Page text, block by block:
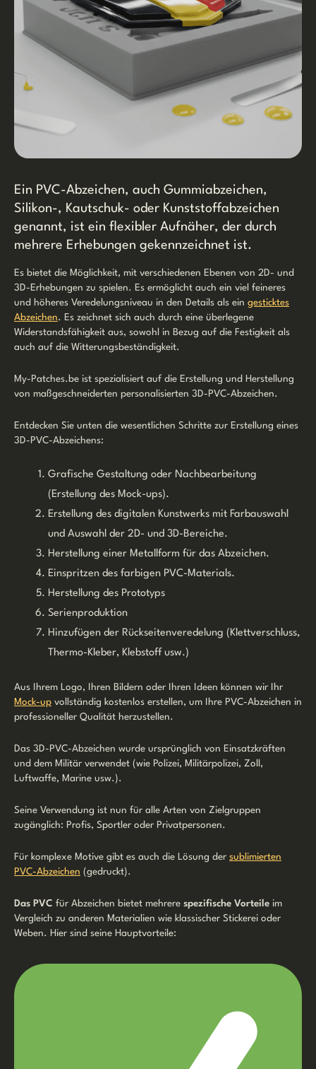
Ein PVC-Abzeichen, auch Gummiabzeichen,
Silikon-, Kautschuk- oder Kunststoffabzeichen
genannt, ist ein flexibler Aufnäher, der durch
mehrere Erhebungen gekennzeichnet ist.
Es bietet die Möglichkeit, mit verschiedenen Ebenen von 2D- und
3D-Erhebungen zu spielen. Es ermöglicht auch ein viel feineres
und höheres Veredelungsniveau in den Details als ein gesticktes
Abzeichen. Es zeichnet sich auch durch eine überlegene
Widerstandsfähigkeit aus, sowohl in Bezug auf die Festigkeit als
auch auf die Witterungsbeständigkeit.
My-Patches.be ist spezialisiert auf die Erstellung und Herstellung
von maßgeschneiderten personalisierten 3D-PVC-Abzeichen.
Entdecken Sie unten die wesentlichen Schritte zur Erstellung eines
3D-PVC-Abzeichens:
Grafische Gestaltung oder Nachbearbeitung
(Erstellung des Mock-ups).
Erstellung des digitalen Kunstwerks mit Farbauswahl
und Auswahl der 2D- und 3D-Bereiche.
Herstellung einer Metallform für das Abzeichen.
Einspritzen des farbigen PVC-Materials.
Herstellung des Prototyps
Serienproduktion
Hinzufügen der Rückseitenveredelung (Klettverschluss,
Thermo-Kleber, Klebstoff usw.)
Aus Ihrem Logo, Ihren Bildern oder Ihren Ideen können wir Ihr
Mock-up vollständig kostenlos erstellen, um Ihre PVC-Abzeichen in
professioneller Qualität herzustellen.
Das 3D-PVC-Abzeichen wurde ursprünglich von Einsatzkräften
und dem Militär verwendet (wie Polizei, Militärpolizei, Zoll,
Luftwaffe, Marine usw.).
Seine Verwendung ist nun für alle Arten von Zielgruppen
zugänglich: Profis, Sportler oder Privatpersonen.
Für komplexe Motive gibt es auch die Lösung der sublimierten
PVC-Abzeichen (gedruckt).
Das PVC für Abzeichen bietet mehrere spezifische Vorteile im
Vergleich zu anderen Materialien wie klassischer Stickerei oder
Weben. Hier sind seine Hauptvorteile: